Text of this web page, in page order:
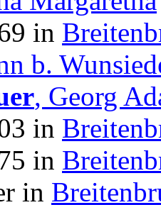
in
b.
, Georg
in
in
in